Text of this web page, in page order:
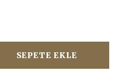
SEPETE EKLE